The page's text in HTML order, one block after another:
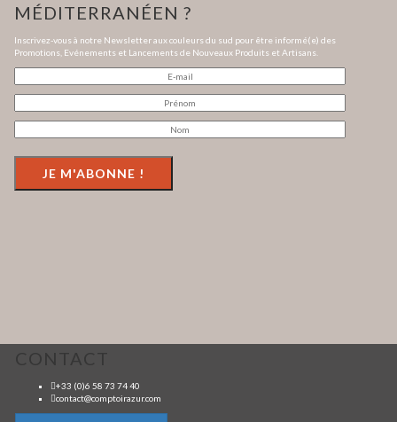
MÉDITERRANÉEN ?
Inscrivez-vous à notre Newsletter aux couleurs du sud pour être informé(e) des
Promotions, Evénements et Lancements de Nouveaux Produits et Artisans.
Bijoux fantaisie ou bijoux en argent 925? À vous de choisir l’accessoire qui vous
fera belle
CONTACT
+33 (0)6 58 73 74 40
contact@comptoirazur.com